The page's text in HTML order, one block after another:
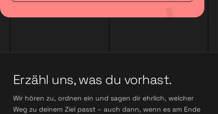
Erzähl uns, was du vorhast.
Wir hören zu, ordnen ein und sagen dir ehrlich, welcher
Weg zu deinem Ziel passt – auch dann, wenn es am Ende